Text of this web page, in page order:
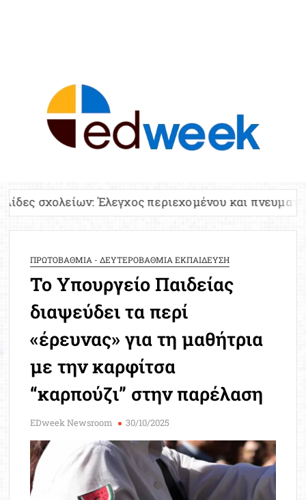
Έλεγχος περιεχομένου και πνευματικών
ΠΡΩΤΟΒΑΘΜΙΑ - ΔΕΥΤΕΡΟΒΑΘΜΙΑ ΕΚΠΑΙΔΕΥΣΗ
Το Υπουργείο Παιδείας
διαψεύδει τα περί
«έρευνας» για τη μαθήτρια
με την καρφίτσα
“καρπούζι” στην παρέλαση
EDweek Newsroom 30/10/2025